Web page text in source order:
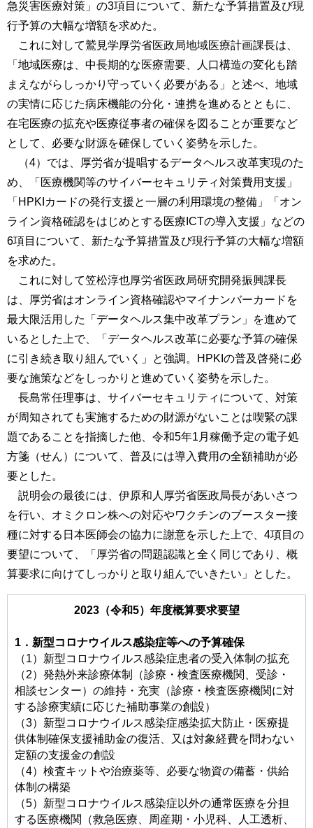
急災害医療対策」の3項目について、新たな予算措置及び現
行予算の大幅な増額を求めた。
これに対して鷲見学厚労省医政局地域医療計画課長は、
「地域医療は、中長期的な医療需要、人口構造の変化も踏
まえながらしっかり守っていく必要がある」と述べ、地域
の実情に応じた病床機能の分化・連携を進めるとともに、
在宅医療の拡充や医療従事者の確保を図ることが重要など
として、必要な財源を確保していく姿勢を示した。
（4）では、厚労省が提唱するデータヘルス改革実現のた
め、「医療機関等のサイバーセキュリティ対策費用支援」
「HPKIカードの発行支援と一層の利用環境の整備」「オン
ライン資格確認をはじめとする医療ICTの導入支援」などの
6項目について、新たな予算措置及び現行予算の大幅な増額
を求めた。
これに対して笠松淳也厚労省医政局研究開発振興課長
は、厚労省はオンライン資格確認やマイナンバーカードを
最大限活用した「データヘルス集中改革プラン」を進めて
いるとした上で、「データヘルス改革に必要な予算の確保
に引き続き取り組んでいく」と強調。HPKIの普及啓発に必
要な施策などをしっかりと進めていく姿勢を示した。
長島常任理事は、サイバーセキュリティについて、対策
が周知されても実施するための財源がないことは喫緊の課
題であることを指摘した他、令和5年1月稼働予定の電子処
方箋（せん）について、普及には導入費用の全額補助が必
要とした。
説明会の最後には、伊原和人厚労省医政局長があいさつ
を行い、オミクロン株への対応やワクチンのブースター接
種に対する日本医師会の協力に謝意を示した上で、4項目の
要望について、「厚労省の問題認識と全く同じであり、概
算要求に向けてしっかりと取り組んでいきたい」とした。
2023（令和5）年度概算要求要望
1．新型コロナウイルス感染症等への予算確保
（1）新型コロナウイルス感染症患者の受入体制の拡充
（2）発熱外来診療体制（診療・検査医療機関、受診・
相談センター）の維持・充実（診療・検査医療機関に対
する診療実績に応じた補助事業の創設）
（3）新型コロナウイルス感染症感染拡大防止・医療提
供体制確保支援補助金の復活、又は対象経費を問わない
定額の支援金の創設
（4）検査キットや治療薬等、必要な物資の備蓄・供給
体制の構築
（5）新型コロナウイルス感染症以外の通常医療を分担
する医療機関（救急医療、周産期・小児科、人工透析、